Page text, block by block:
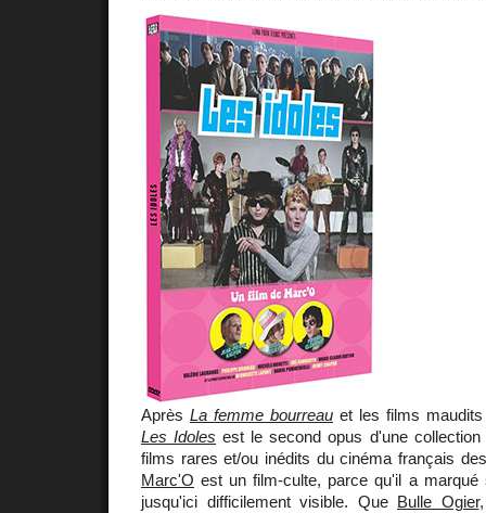
Après La femme bourreau et les films
Les Idoles est le second opus d'une
films rares et/ou inédits du cinéma français
Marc'O est un film-culte, parce qu'il a
jusqu'ici difficilement visible. Que Bulle Ogier